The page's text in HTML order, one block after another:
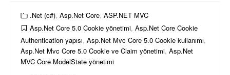
.Net (c#), Asp.Net Core, ASP.NET MVC
Asp.Net Core 5.0 Cookie yönetimi, Asp.Net Core Cookie
Authentication yapısı, Asp.Net Mvc Core 5.0 Cookie kullanımı,
Asp.Net Mvc Core 5.0 Cookie ve Claim yönetimi, Asp.Net
MVC Core ModelState yönetimi